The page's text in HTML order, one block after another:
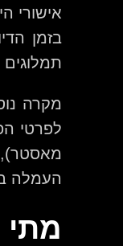
אישורי
בזמן
מקרה
לפרטי
מאסטר),
העמלה
מתי